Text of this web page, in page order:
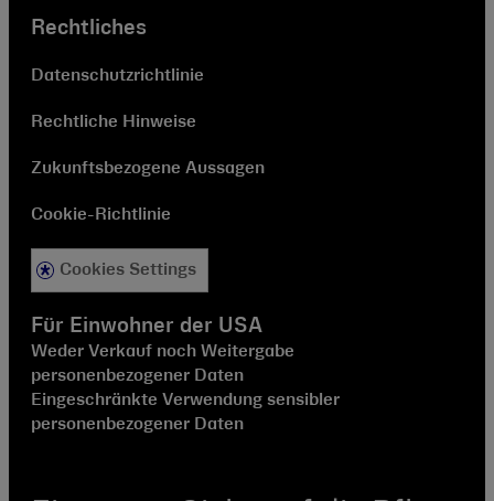
Rechtliches
Datenschutzrichtlinie
Rechtliche Hinweise
Zukunftsbezogene Aussagen
Cookie-Richtlinie
Cookies Settings
Für Einwohner der USA
Weder Verkauf noch Weitergabe
personenbezogener Daten
Eingeschränkte Verwendung sensibler
personenbezogener Daten